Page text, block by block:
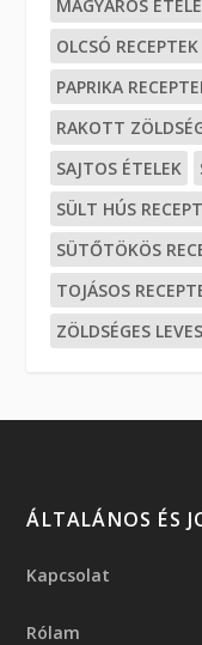
MAGYAROS
OLCSÓ RECEPTEK
PAPRIKA
RAKOTT
SAJTOS ÉTELEK
SÜLT HÚS
SÜTŐTÖKÖS
TOJÁSOS
ZÖLDSÉGES
ÁLTALÁNOS ÉS
Kapcsolat
Rólam